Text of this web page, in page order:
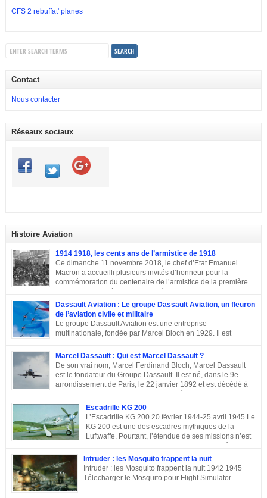
CFS 2 rebuffat' planes
Contact
Nous contacter
Réseaux sociaux
Histoire Aviation
1914 1918, les cents ans de l’armistice de 1918
Ce dimanche 11 novembre 2018, le chef d’Etat Emanuel
Macron a accueilli plusieurs invités d’honneur pour la
commémoration du centenaire de l’armistice de la première
et dirigeants ont célébré la cérémonie des cents ans de l’armistice de 1918.
Après une semaine mémorielle les célébrations se sont poursuivies par
une commémoraison à l’Arc de triomphe et un discours du président
Emmanuel Macron.
Dassault Aviation : Le groupe Dassault Aviation, un fleuron
de l’aviation civile et militaire
Le groupe Dassault Aviation est une entreprise
multinationale, fondée par Marcel Bloch en 1929. Il est
entre les mains de la famille de son fondateur et qui porte encore son nom,
Marcel Bloch ayant changé son nom en Dassault en 1946. Retour sur le
parcours de ce fleuron de l’aviation civile et militaire. De la première guerre
mondiale à la Course aux Armements Au début de la première guerre
mondiale, Marcel Bloch a créé la Société d’études aéronautiques avec son
Marcel Dassault : Qui est Marcel Dassault ?
De son vrai nom, Marcel Ferdinand Bloch, Marcel Dassault
est le fondateur du Groupe Dassault. Il est né, dans le 9e
arrondissement de Paris, le 22 janvier 1892 et est décédé à
Neuilly-sur-Seine, le 17 avril 1986. Ingénieur de talent, il a
également été un entrepreneur et un homme politique français. Enfance et
famille de Marcel Dassault Dernier enfant d’Adolphe Bloch et de Noémie
Allatini, Marcel avait trois frères ainés. Le premier est mort à son jeune âge,
le second, Darius Paul Bloch est devenu générale d’armée et le troisième,
René était chirurgien à Paris avant d’être exécuté en déportation […]
Escadrille KG 200
L’Escadrille KG 200 20 février 1944-25 avril 1945 Le
KG 200 est une des escadres mythiques de la
Luftwaffe. Pourtant, l’étendue de ses missions n’est
pas toujours connue, et cette escadre peut évoquer
des missions très différentes selon les centres d’intérêts : patrouille
maritime, Mistel ou missions secrètes. Partons du commencement : le nom.
La désignation KG 200, KampfGeschwader 200, signifie littéralement »
escadre de combat n°200 « . » Escadre de combat « , c’est un peu vague.
Donc il n’y a pas a priori de limites aux missions du KG 200, sous cette
Intruder : les Mosquito frappent la nuit
Intruder : les Mosquito frappent la nuit 1942 1945
Télecharger le Mosquito pour Flight Simulator